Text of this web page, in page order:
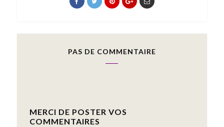
PAS DE COMMENTAIRE
MERCI DE POSTER VOS
COMMENTAIRES